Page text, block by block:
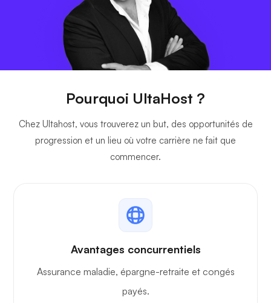
Pourquoi UltaHost ?
Chez Ultahost, vous trouverez un but, des opportunités de
progression et un lieu où votre carrière ne fait que
commencer.
Avantages concurrentiels
Assurance maladie, épargne-retraite et congés
payés.